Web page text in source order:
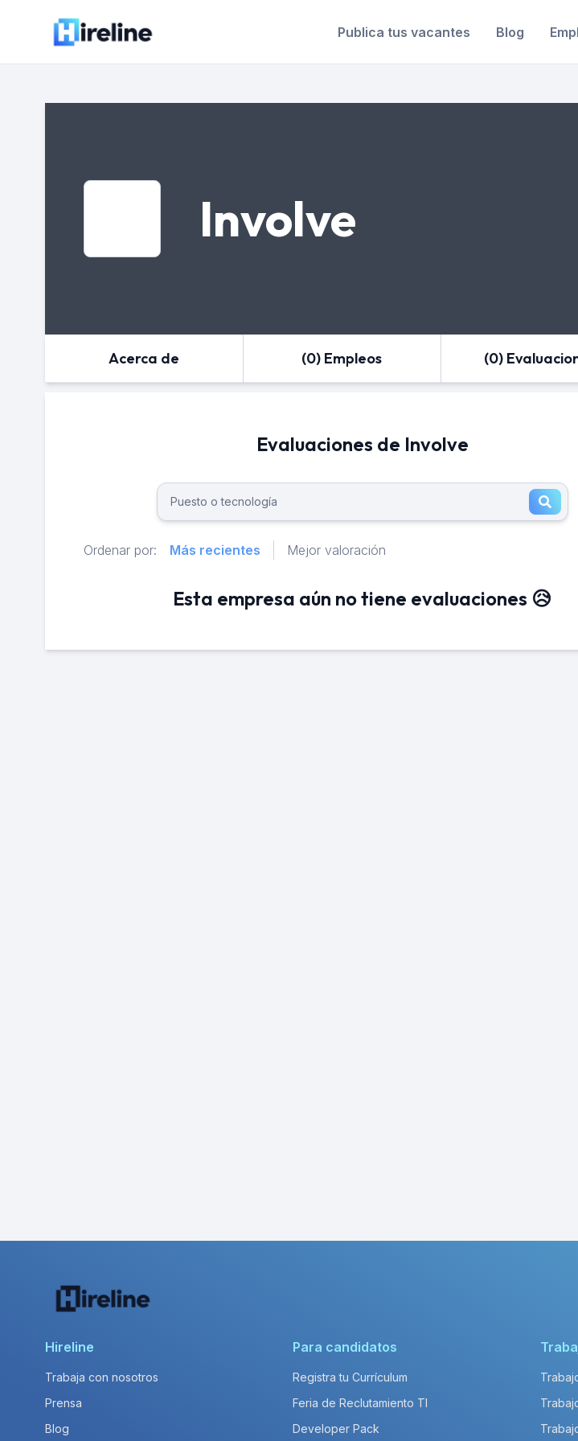
Publica tus vacantes Blog
Involve
Acerca de (0) Empleos (0)
Evaluaciones de Involve
Ordenar por: Más recientes Mejor valoración
Esta empresa aún no tiene evaluaciones 😥
Hireline
Trabaja con nosotros
Prensa
Blog
Para candidatos
Registra tu Currículum
Feria de Reclutamiento TI
Developer Pack